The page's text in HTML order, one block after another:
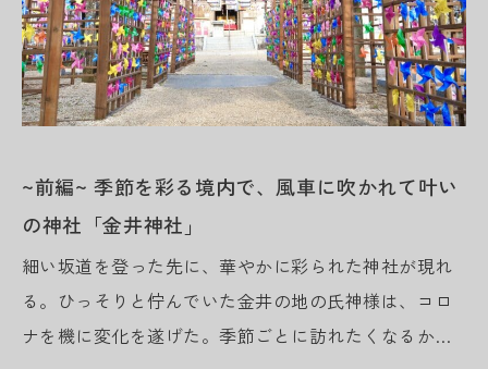
~前編~ 季節を彩る境内で、風車に吹かれて叶い
の神社「金井神社」
細い坂道を登った先に、華やかに彩られた神社が現れ
る。ひっそりと佇んでいた金井の地の氏神様は、コロ
ナを機に変化を遂げた。季節ごとに訪れたくなるかわ